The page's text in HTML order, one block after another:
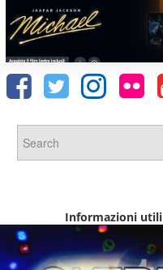
Informazioni utili